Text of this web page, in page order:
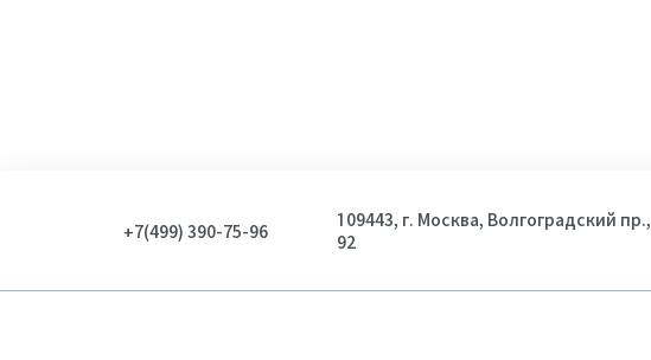
+7(499) 390-75-96
109443, г. Москва, Волгоградский пр.,
92